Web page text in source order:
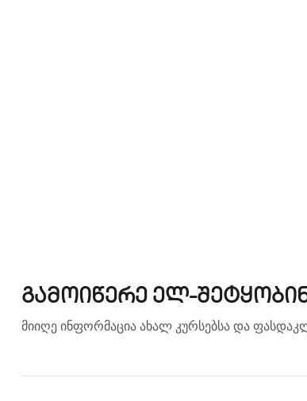
გამოიწერე ელ-
მიიღე ინფორმაცია ახალ კურსებსა და